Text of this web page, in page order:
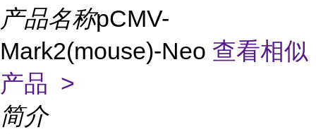
产品名称pCMV-
Mark2(mouse)-Neo 查看相似
产品 >
简介